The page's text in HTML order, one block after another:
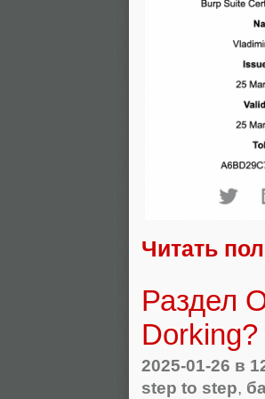
Читать
Раздел
Dorking?
2025-01-26 в
step to step,